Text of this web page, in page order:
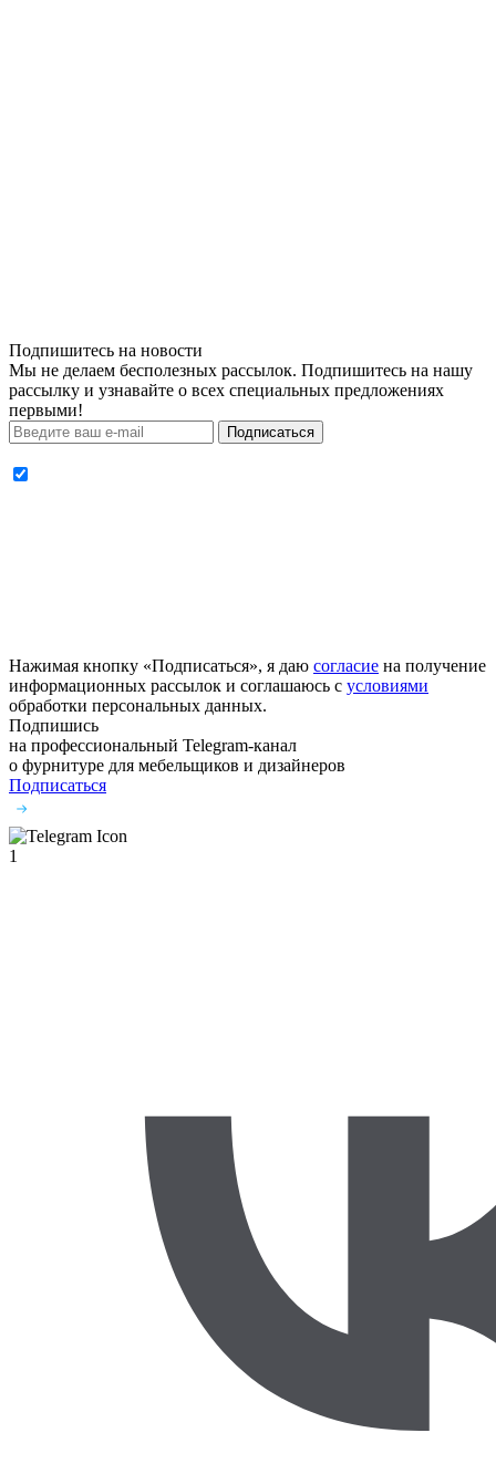
Подпишитесь на новости
Мы не делаем бесполезных рассылок. Подпишитесь на нашу
рассылку и узнавайте о всех специальных предложениях
первыми!
Подписаться
Нажимая кнопку «Подписаться», я даю согласие на получение
информационных рассылок и соглашаюсь с условиями
обработки персональных данных.
Подпишись
на профессиональный Telegram-канал
о фурнитуре для мебельщиков и дизайнеров
Подписаться
1